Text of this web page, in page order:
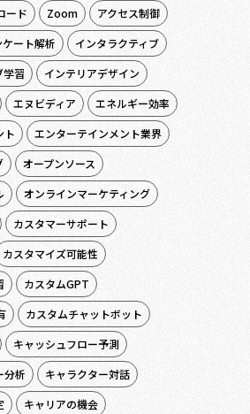
ード
Zoom
アクセス制御
ケート解析
インタラクティブ
学習
インテリアデザイン
エヌビディア
エネルギー効率
ト
エンターテインメント業界
オープンソース
オンラインマーケティング
カスタマーサポート
カスタマイズ可能性
カスタムGPT
カスタムチャットボット
キャッシュフロー予測
分析
キャラクター対話
キャリアの機会